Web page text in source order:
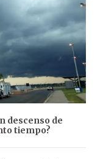
descenso de
tiempo?